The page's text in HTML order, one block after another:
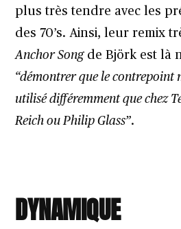
plus très tendre avec les
des 70’s. Ainsi, leur remix
Anchor Songde Björk est là
“démontrer que le contrepoint
utilisé différemment que chez
Reich ou Philip Glass”.
DYNAMIQUE